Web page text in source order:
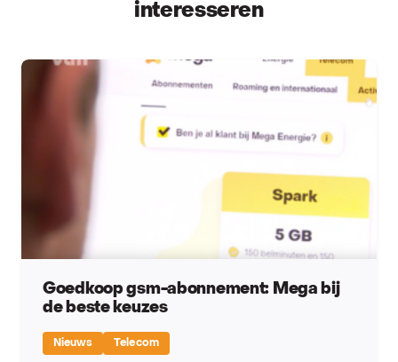
interesseren
Goedkoop gsm-abonnement: Mega bij
de beste keuzes
Nieuws Telecom